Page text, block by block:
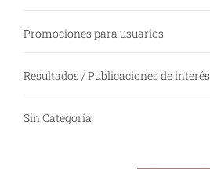
Promociones para usuarios
Resultados / Publicaciones de interés
Sin Categoría